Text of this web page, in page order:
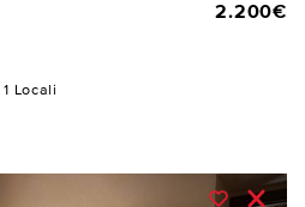
2.200€
1 Locali